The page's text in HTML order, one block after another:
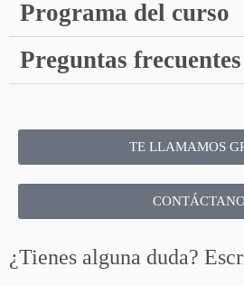
Programa del curso
Preguntas frecuentes
TE LLAMAMOS
¿Tienes alguna duda?